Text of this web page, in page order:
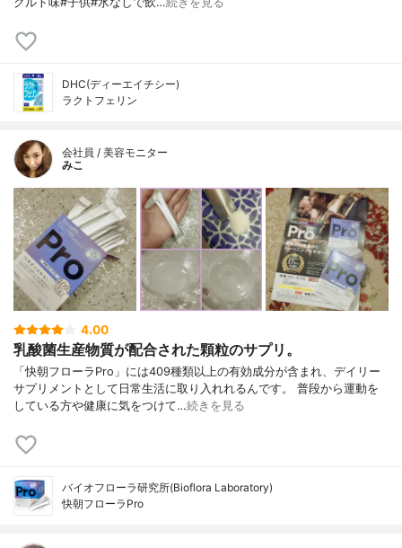
DHC(ディーエイチシー)
ラクトフェリン
会社員 / 美容モニター
みこ
4.00
乳酸菌生産物質が配合された顆粒のサプリ。
「快朝フローラPro」には409種類以上の有効成分が含まれ、デイリー
サプリメントとして日常生活に取り入れれるんです。 普段から運動を
している方や健康に気をつけて…続きを見る
バイオフローラ研究所(Bioflora Laboratory)
快朝フローラPro